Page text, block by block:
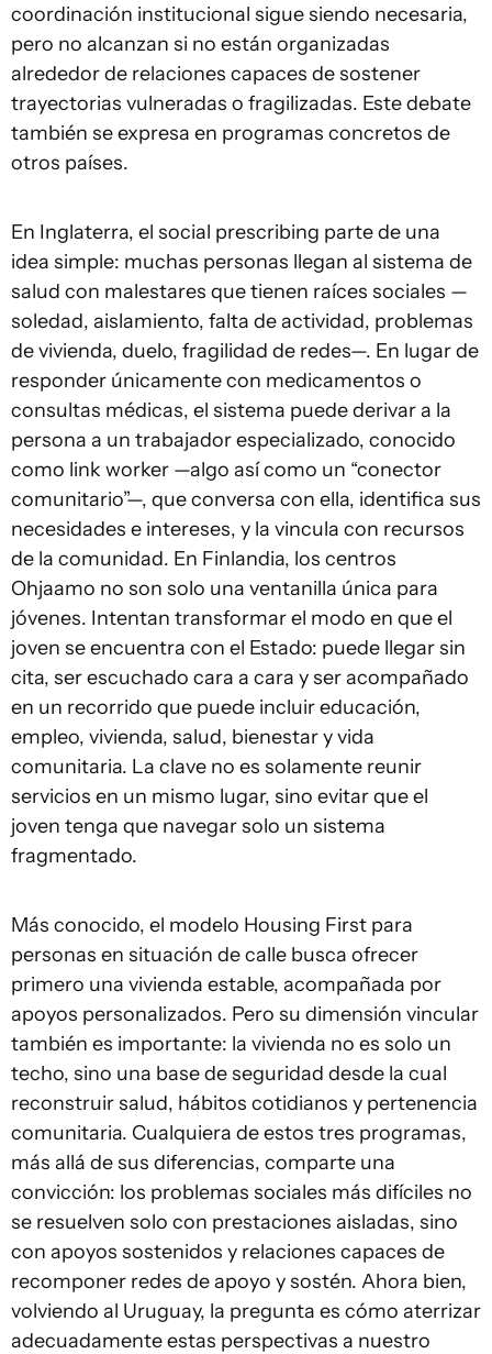
coordinación institucional sigue siendo necesaria,
pero no alcanzan si no están organizadas
alrededor de relaciones capaces de sostener
trayectorias vulneradas o fragilizadas. Este debate
también se expresa en programas concretos de
otros países.
En Inglaterra, el social prescribing parte de una
idea simple: muchas personas llegan al sistema de
salud con malestares que tienen raíces sociales —
soledad, aislamiento, falta de actividad, problemas
de vivienda, duelo, fragilidad de redes—. En lugar de
responder únicamente con medicamentos o
consultas médicas, el sistema puede derivar a la
persona a un trabajador especializado, conocido
como link worker —algo así como un “conector
comunitario”—, que conversa con ella, identifica sus
necesidades e intereses, y la vincula con recursos
de la comunidad. En Finlandia, los centros
Ohjaamo no son solo una ventanilla única para
jóvenes. Intentan transformar el modo en que el
joven se encuentra con el Estado: puede llegar sin
cita, ser escuchado cara a cara y ser acompañado
en un recorrido que puede incluir educación,
empleo, vivienda, salud, bienestar y vida
comunitaria. La clave no es solamente reunir
servicios en un mismo lugar, sino evitar que el
joven tenga que navegar solo un sistema
fragmentado.
Más conocido, el modelo Housing First para
personas en situación de calle busca ofrecer
primero una vivienda estable, acompañada por
apoyos personalizados. Pero su dimensión vincular
también es importante: la vivienda no es solo un
techo, sino una base de seguridad desde la cual
reconstruir salud, hábitos cotidianos y pertenencia
comunitaria. Cualquiera de estos tres programas,
más allá de sus diferencias, comparte una
convicción: los problemas sociales más difíciles no
se resuelven solo con prestaciones aisladas, sino
con apoyos sostenidos y relaciones capaces de
recomponer redes de apoyo y sostén. Ahora bien,
volviendo al Uruguay, la pregunta es cómo aterrizar
adecuadamente estas perspectivas a nuestro